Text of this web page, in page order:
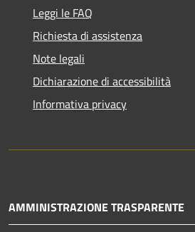
Leggi le FAQ
Richiesta di assistenza
Note legali
Dichiarazione di accessibilità
Informativa privacy
AMMINISTRAZIONE TRASPARENTE